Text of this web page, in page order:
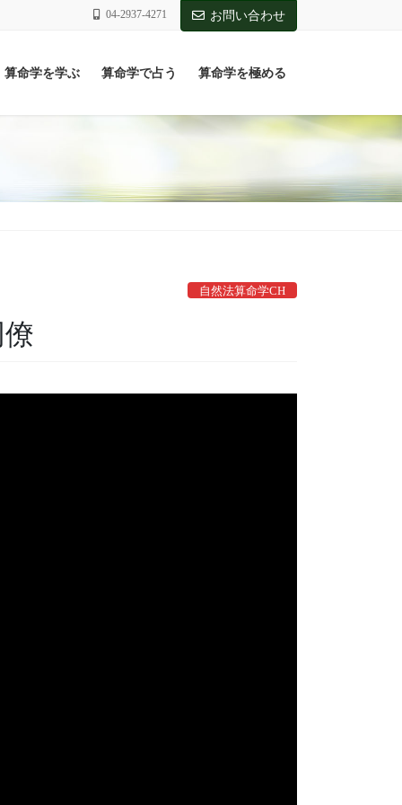
04-2937-4271 お問い合わせ
算命学を学ぶ 算命学で占う 算命学を極める
自然法算命学CH